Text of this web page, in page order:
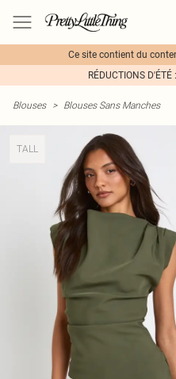
Ce site contient du
RÉDUCTIONS
Blouses > Blouses Sans Manches
TALL